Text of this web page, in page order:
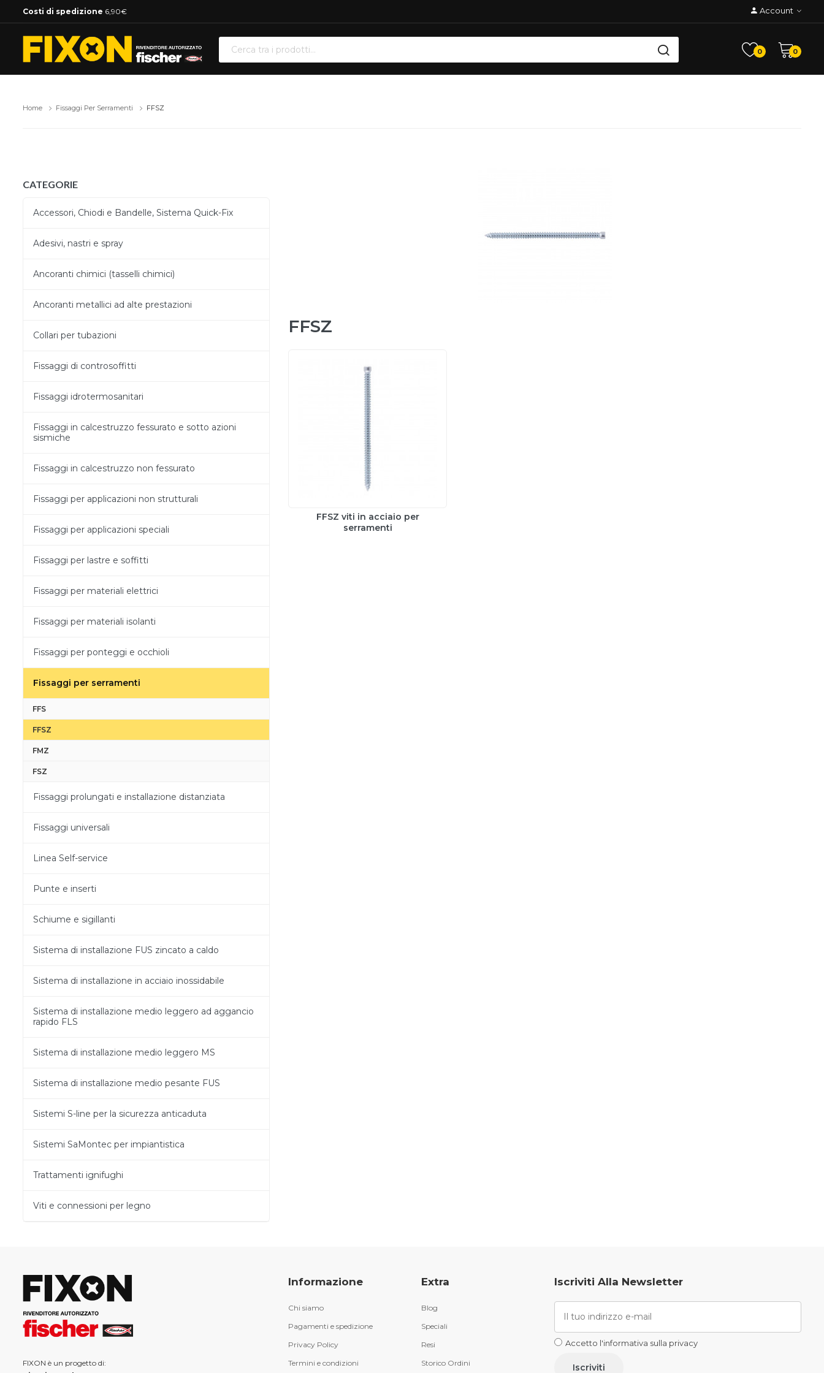
Costi di spedizione 6,90€ Account
0 0
Home Fissaggi Per Serramenti FFSZ
CATEGORIE
Accessori, Chiodi e Bandelle, Sistema Quick-Fix
Adesivi, nastri e spray
Ancoranti chimici (tasselli chimici)
Ancoranti metallici ad alte prestazioni
Collari per tubazioni
Fissaggi di controsoffitti
Fissaggi idrotermosanitari
Fissaggi in calcestruzzo fessurato e sotto azioni
sismiche
Fissaggi in calcestruzzo non fessurato
Fissaggi per applicazioni non strutturali
Fissaggi per applicazioni speciali
Fissaggi per lastre e soffitti
Fissaggi per materiali elettrici
Fissaggi per materiali isolanti
Fissaggi per ponteggi e occhioli
Fissaggi per serramenti
FFS
FFSZ
FMZ
FSZ
Fissaggi prolungati e installazione distanziata
Fissaggi universali
Linea Self-service
Punte e inserti
Schiume e sigillanti
Sistema di installazione FUS zincato a caldo
Sistema di installazione in acciaio inossidabile
Sistema di installazione medio leggero ad aggancio
rapido FLS
Sistema di installazione medio leggero MS
Sistema di installazione medio pesante FUS
Sistemi S-line per la sicurezza anticaduta
Sistemi SaMontec per impiantistica
Trattamenti ignifughi
Viti e connessioni per legno
FFSZ
FFSZ viti in acciaio per
serramenti
FIXON è un progetto di:
Informazione
Chi siamo
Pagamenti e spedizione
Privacy Policy
Termini e condizioni
Extra
Blog
Speciali
Resi
Storico Ordini
Iscriviti Alla Newsletter
Accetto l'informativa sulla privacy